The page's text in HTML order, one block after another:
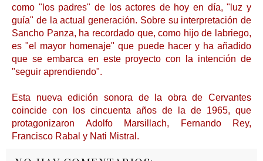
como "los padres" de los actores de hoy en día, "luz y
guía" de la actual generación. Sobre su interpretación de
Sancho Panza, ha recordado que, como hijo de labriego,
es "el mayor homenaje" que puede hacer y ha añadido
que se embarca en este proyecto con la intención de
"seguir aprendiendo".
Esta nueva edición sonora de la obra de Cervantes
coincide con los cincuenta años de la de 1965, que
protagonizaron Adolfo Marsillach, Fernando Rey,
Francisco Rabal y Nati Mistral.